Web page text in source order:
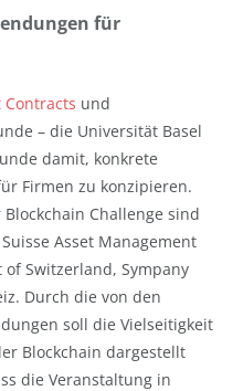
für
Contracts und
– die Universität Basel
damit, konkrete
Firmen zu konzipieren.
Challenge sind
Asset Management
of Switzerland, Sympany
Durch die von den
soll die Vielseitigkeit
Blockchain dargestellt
die Veranstaltung in